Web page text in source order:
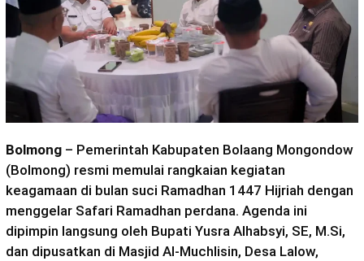
Bolmong – Pemerintah Kabupaten Bolaang Mongondow
(Bolmong) resmi memulai rangkaian kegiatan
keagamaan di bulan suci Ramadhan 1447 Hijriah dengan
menggelar Safari Ramadhan perdana. Agenda ini
dipimpin langsung oleh Bupati Yusra Alhabsyi, SE, M.Si,
dan dipusatkan di Masjid Al-Muchlisin, Desa Lalow,